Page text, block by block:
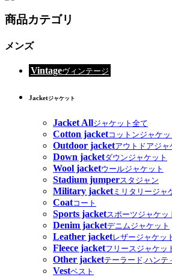
商品カテゴリ
メンズ
Vintageヴィンテージ
Jacketジャケット
Jacket Allジャケット全て
Cotton jacketコットンジャケッ
Outdoor jacketアウトドアジャ
Down jacketダウンジャケット
Wool jacketウールジャケット
Stadium jumperスタジャン
Military jacketミリタリージャ
Coatコート
Sports jacketスポーツジャケッ
Denim jacketデニムジャケット
Leather jacketレザージャケッ
Fleece jacketフリースジャケッ
Other jacketテーラード,ハンテ
Vestベスト